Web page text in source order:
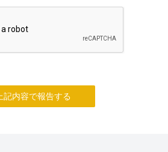
上記内容で報告する